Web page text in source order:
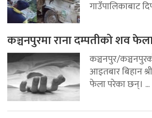
गाउँपालिकाबाट
कञ्चनपुरमा राना दम्पतीको शव
कञ्चनपुर/
आइतबार बिहान
फेला परेका छन्। ...